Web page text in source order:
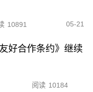
10891 05-21
好合作条约》继续
阅读 10184